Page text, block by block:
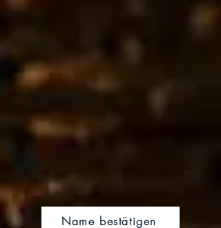
Name bestätigen